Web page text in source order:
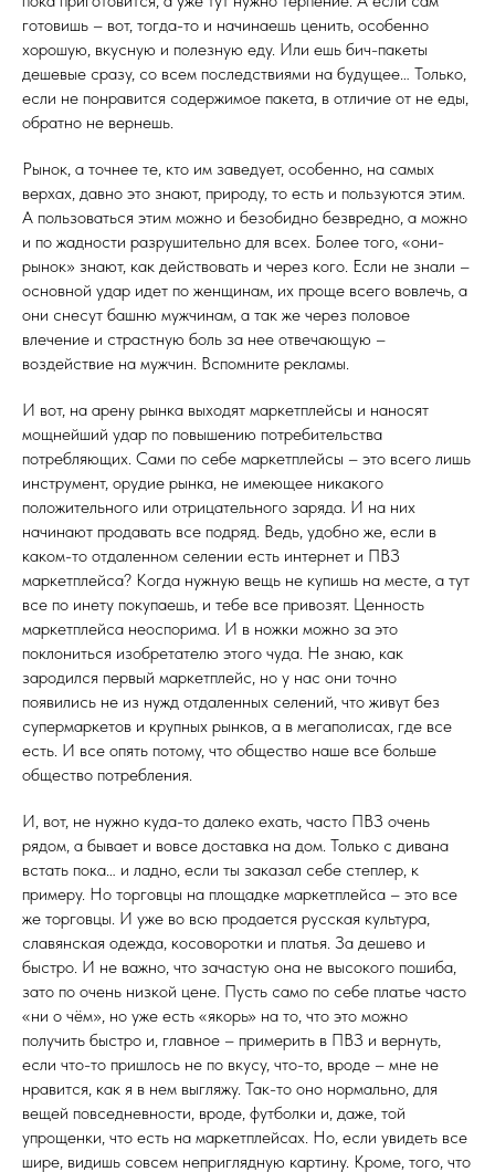
готовишь – вот, тогда-то и начинаешь ценить, особенно
хорошую, вкусную и полезную еду. Или ешь бич-пакеты
дешевые сразу, со всем последствиями на будущее… Только,
если не понравится содержимое пакета, в отличие от не еды,
обратно не вернешь.
Рынок, а точнее те, кто им заведует, особенно, на самых
верхах, давно это знают, природу, то есть и пользуются этим.
А пользоваться этим можно и безобидно безвредно, а можно
и по жадности разрушительно для всех. Более того, «они-
рынок» знают, как действовать и через кого. Если не знали –
основной удар идет по женщинам, их проще всего вовлечь, а
они снесут башню мужчинам, а так же через половое
влечение и страстную боль за нее отвечающую –
воздействие на мужчин. Вспомните рекламы.
И вот, на арену рынка выходят маркетплейсы и наносят
мощнейший удар по повышению потребительства
потребляющих. Сами по себе маркетплейсы – это всего лишь
инструмент, орудие рынка, не имеющее никакого
положительного или отрицательного заряда. И на них
начинают продавать все подряд. Ведь, удобно же, если в
каком-то отдаленном селении есть интернет и ПВЗ
маркетплейса? Когда нужную вещь не купишь на месте, а тут
все по инету покупаешь, и тебе все привозят. Ценность
маркетплейса неоспорима. И в ножки можно за это
поклониться изобретателю этого чуда. Не знаю, как
зародился первый маркетплейс, но у нас они точно
появились не из нужд отдаленных селений, что живут без
супермаркетов и крупных рынков, а в мегаполисах, где все
есть. И все опять потому, что общество наше все больше
общество потребления.
И, вот, не нужно куда-то далеко ехать, часто ПВЗ очень
рядом, а бывает и вовсе доставка на дом. Только с дивана
встать пока… и ладно, если ты заказал себе степлер, к
примеру. Но торговцы на площадке маркетплейса – это все
же торговцы. И уже во всю продается русская культура,
славянская одежда, косоворотки и платья. За дешево и
быстро. И не важно, что зачастую она не высокого пошиба,
зато по очень низкой цене. Пусть само по себе платье часто
«ни о чём», но уже есть «якорь» на то, что это можно
получить быстро и, главное – примерить в ПВЗ и вернуть,
если что-то пришлось не по вкусу, что-то, вроде – мне не
нравится, как я в нем выгляжу. Так-то оно нормально, для
вещей повседневности, вроде, футболки и, даже, той
упрощенки, что есть на маркетплейсах. Но, если увидеть все
шире, видишь совсем неприглядную картину. Кроме, того, что